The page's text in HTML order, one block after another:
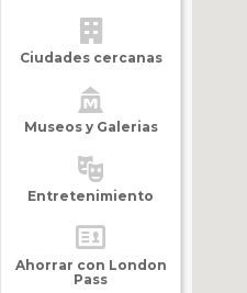
Ciudades cercanas
Museos y Galerias
Entretenimiento
Ahorrar con London
Pass